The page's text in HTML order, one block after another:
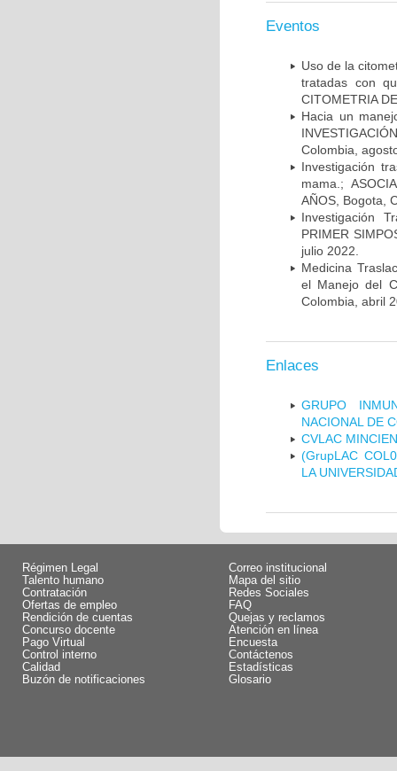
Eventos
Uso de la
tratadas con
CITOMETRIA
Hacia un
Colombia,
Investigación
mama.;
AÑOS, Bogota,
Investigación
PRIMER
julio 2022.
Medicina
el Manejo del
Colombia, abril
Enlaces
GRUPO
NACIONAL DE
CVLAC
(GrupLAC
LA
Régimen Legal
Talento humano
Contratación
Ofertas de empleo
Rendición de cuentas
Concurso docente
Pago Virtual
Control interno
Calidad
Buzón de notificaciones
Correo institucional
Mapa del sitio
Redes Sociales
FAQ
Quejas y reclamos
Atención en línea
Encuesta
Contáctenos
Estadísticas
Glosario